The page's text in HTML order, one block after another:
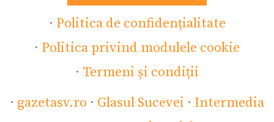
· Politica de confidențialitate
· Politica privind modulele cookie
· Termeni și condiții
· gazetasv.ro · Glasul Sucevei · Intermedia